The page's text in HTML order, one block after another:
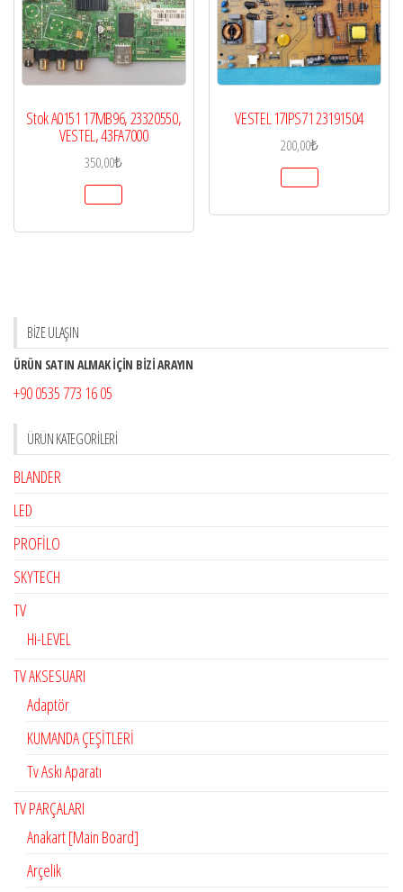
Stok A0151 17MB96, 23320550,
VESTEL, 43FA7000
350,00₺
VESTEL 17IPS71 23191504
200,00₺
BİZE ULAŞIN
ÜRÜN SATIN ALMAK İÇİN BİZİ ARAYIN
+90 0535 773 16 05
ÜRÜN KATEGORILERI
BLANDER
LED
PROFİLO
SKYTECH
TV
Hi-LEVEL
TV AKSESUARI
Adaptör
KUMANDA ÇEŞİTLERİ
Tv Askı Aparatı
TV PARÇALARI
Anakart [Main Board]
Arçelik